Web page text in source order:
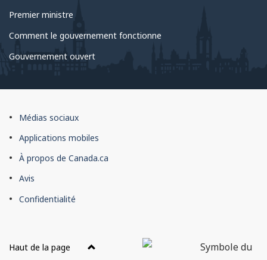
Premier ministre
Comment le gouvernement fonctionne
Gouvernement ouvert
À
propos
du
site
Médias sociaux
Applications mobiles
À propos de Canada.ca
Avis
Confidentialité
Haut de la page